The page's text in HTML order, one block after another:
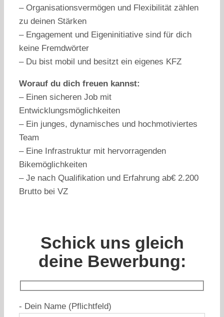
– Organisationsvermögen und Flexibilität zählen
zu deinen Stärken
– Engagement und Eigeninitiative sind für dich
keine Fremdwörter
– Du bist mobil und besitzt ein eigenes KFZ
Worauf du dich freuen kannst:
– Einen sicheren Job mit
Entwicklungsmöglichkeiten
– Ein junges, dynamisches und hochmotiviertes
Team
– Eine Infrastruktur mit hervorragenden
Bikemöglichkeiten
– Je nach Qualifikation und Erfahrung ab€ 2.200
Brutto bei VZ
Schick uns gleich
deine Bewerbung:
- Dein Name (Pflichtfeld)